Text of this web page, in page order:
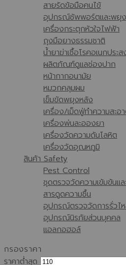
สายรัดข้อมือคนไข้
อุปกรณ์ซัพพอร์ตและพยุง
เครื่องกระตุกหัวใจไฟฟ้า
ถุงมือยางธรรมชาติ
น้ำยาฆ่าเชื้อโรคอเนกประ
ผลิตภัณฑ์ดูแลช่องปาก
หน้ากากอนามัย
หมวกคลุมผม
เข็มขัดพยุงหลัง
เครื่อง/เม็ดฟู่ทำความสะอ
เครื่องพ่นละอองยา
เครื่องวัดความดันโลหิต
เครื่องวัดอุณหภูมิ
สินค้า Safety
Pest Control
ชุดตรวจวัดความเข้มข้นแล
สารดูดความชื้น
อุปกรณ์ตรวจวัดการรั่วไ
อุปกรณ์นิรภัยส่วนบุคคล
แอลกอฮอล์
กรองราคา
ราคาต่ำสุด